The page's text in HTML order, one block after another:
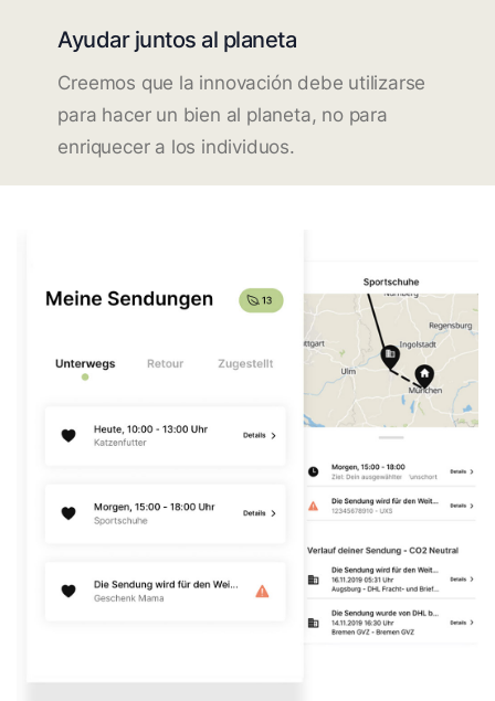
Ayudar juntos al planeta
Creemos que la innovación debe utilizarse
para hacer un bien al planeta, no para
enriquecer a los individuos.